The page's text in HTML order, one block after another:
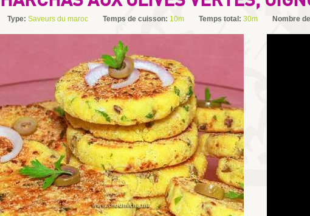
Type: Saveurs du maroc Temps de cuisson: 10m Temps total: 30m Nombre